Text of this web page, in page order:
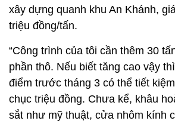
xây dựng quanh khu An Khánh,
triệu đồng/tấn.
“Công trình của tôi cần thêm 30
phần thô. Nếu biết tăng cao vậy
điểm trước tháng 3 có thể tiết
chục triệu đồng. Chưa kể, khâu
sắt như mỹ thuật, cửa nhôm kính